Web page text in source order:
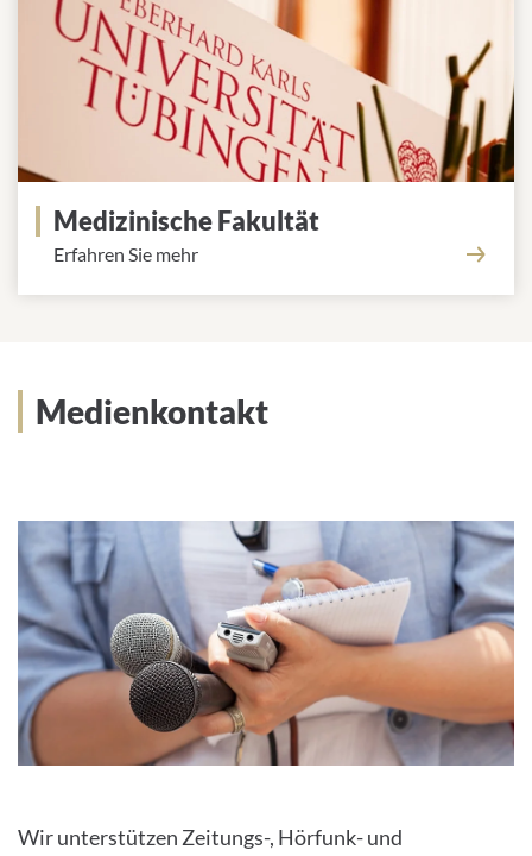
Medizinische Fakultät
Erfahren Sie mehr
Medienkontakt und Newsletter
Medienkontakt
Wir unterstützen Zeitungs-, Hörfunk- und